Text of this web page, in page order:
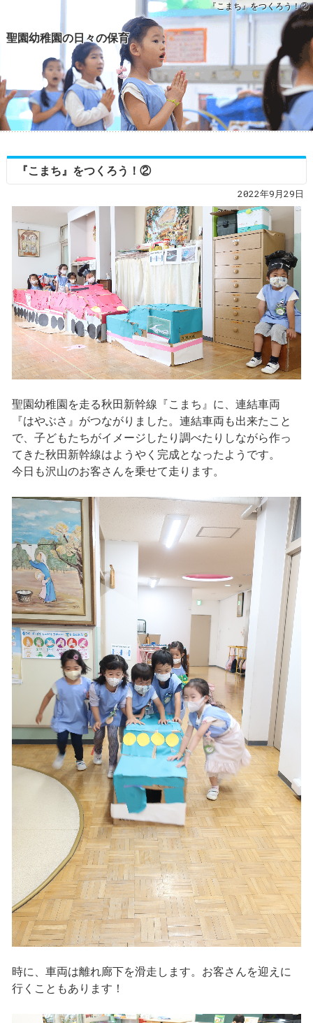
『こまち』をつくろう！②
聖園幼稚園の日々の保育
『こまち』をつくろう！②
2022年9月29日
聖園幼稚園を走る秋田新幹線『こまち』に、連結車両
『はやぶさ』がつながりました。連結車両も出来たこと
で、子どもたちがイメージしたり調べたりしながら作っ
てきた秋田新幹線はようやく完成となったようです。
今日も沢山のお客さんを乗せて走ります。
時に、車両は離れ廊下を滑走します。お客さんを迎えに
行くこともあります！